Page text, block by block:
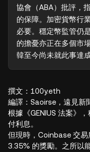
協會（ABA）批評，
的保障。加密貨幣行
必要。穩定幣監管仍
的擔憂亦正在多個市
韓至今尚未就此事達成
撰文：100y.eth
編譯：Saoirse，遠見新
根據《GENIUS 法案》
付利息。
但現時，Coinbase 交易
3.35% 的獎勵。之所以